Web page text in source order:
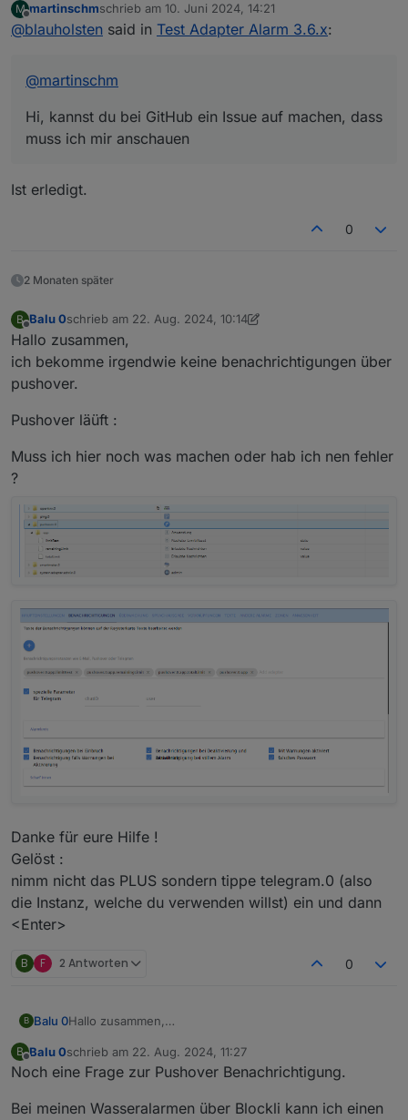
Hi, kannst du bei GitHub ein Issue auf machen,
dass muss ich mir anschauen
M
Offline
martinschmschrieb am 10. Juni 2024, 14:21
zuletzt editiert von
@blauholsten said in Test Adapter Alarm 3.6.x:
@martinschm
Hi, kannst du bei GitHub ein Issue auf machen, dass
muss ich mir anschauen
Ist erledigt.
0
2 Monaten später
B
Offline
Balu 0schrieb am 22. Aug. 2024, 10:14
zuletzt editiert von Balu 0
Hallo zusammen,
ich bekomme irgendwie keine benachrichtigungen über
pushover.
Pushover läüft :
Muss ich hier noch was machen oder hab ich nen fehler
?
Danke für eure Hilfe !
Gelöst :
nimm nicht das PLUS sondern tippe telegram.0 (also
die Instanz, welche du verwenden willst) ein und dann
<Enter>
B F 2 Antworten 0
B Balu 0Hallo zusammen,
pushover.
Pushover läüft :
?
B
Offline
Balu 0schrieb am 22. Aug. 2024, 11:27
zuletzt editiert von
Noch eine Frage zur Pushover Benachrichtigung.
Bei meinen Wasseralarmen über Blockli kann ich einen